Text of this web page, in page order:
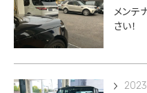
メンテ
さい！